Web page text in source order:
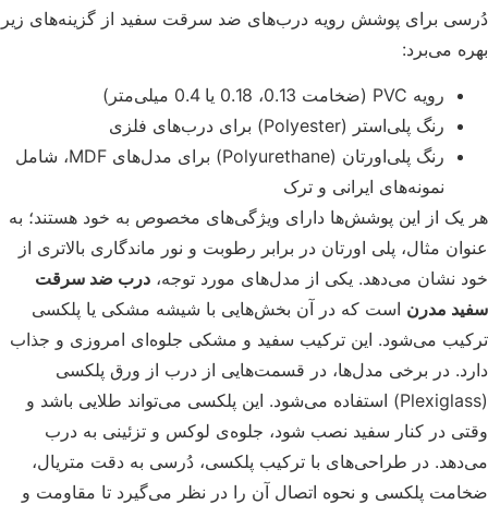
برای پوشش رویه درب‌های ضد سرقت سفید از گزینه‌های زیر
می‌برد:
رویه PVC (ضخامت 0.13، 0.18 یا 0.4 میلی‌متر)
رنگ پلی‌استر (Polyester) برای درب‌های فلزی
رنگ پلی‌اورتان (Polyurethane) برای مدل‌های MDF، شامل
نمونه‌های ایرانی و ترک
از این پوشش‌ها دارای ویژگی‌های مخصوص به خود هستند؛ به
مثال، پلی اورتان در برابر رطوبت و نور ماندگاری بالاتری از
نشان می‌دهد. یکی از مدل‌های مورد توجه،درب ضد سرقت
مدرناست که در آن بخش‌هایی با شیشه مشکی یا پلکسی
می‌شود. این ترکیب سفید و مشکی جلوه‌ای امروزی و جذاب
در برخی مدل‌ها، در قسمت‌هایی از درب از ورق پلکسی
(Plexiglass) استفاده می‌شود. این پلکسی می‌تواند طلایی باشد و
در کنار سفید نصب شود، جلوه‌ی لوکس و تزئینی به درب
در طراحی‌های با ترکیب پلکسی، دُرسی به دقت متریال،
پلکسی و نحوه اتصال آن را در نظر می‌گیرد تا مقاومت و